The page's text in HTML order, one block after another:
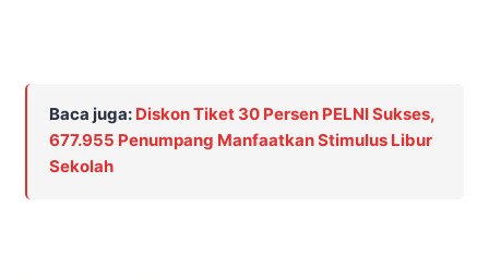
Baca juga: Diskon Tiket 30 Persen PELNI Sukses,
677.955 Penumpang Manfaatkan Stimulus Libur
Sekolah